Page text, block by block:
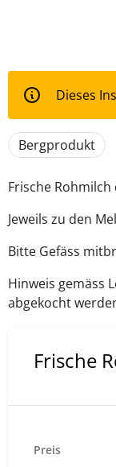
Dieses
Bergprodukt
Frische
Jeweils zu den
Bitte Gefäss
Hinweis gemäss
abgekocht
Frische
Preis